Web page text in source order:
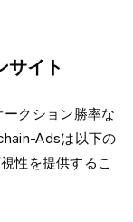
サイト
ークション勝率な
Adsは以下の
性を提供するこ